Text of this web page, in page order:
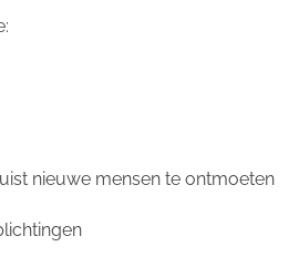
nieuwe mensen te ontmoeten